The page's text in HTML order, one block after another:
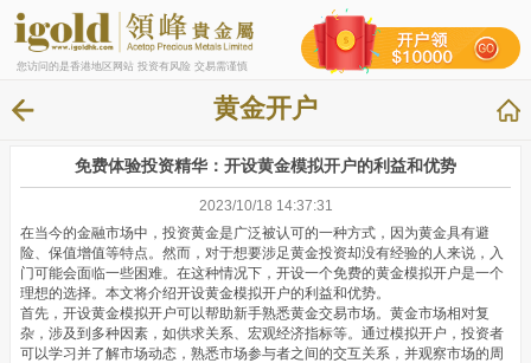
您访问的是香港地区网站 投资有风险 交易需谨慎
黄金开户
免费体验投资精华：开设黄金模拟开户的利益和优势
2023/10/18 14:37:31
在当今的金融市场中，投资黄金是广泛被认可的一种方式，因为黄金具有避
险、保值增值等特点。然而，对于想要涉足黄金投资却没有经验的人来说，入
门可能会面临一些困难。在这种情况下，开设一个免费的黄金模拟开户是一个
理想的选择。本文将介绍开设黄金模拟开户的利益和优势。
首先，开设黄金模拟开户可以帮助新手熟悉黄金交易市场。黄金市场相对复
杂，涉及到多种因素，如供求关系、宏观经济指标等。通过模拟开户，投资者
可以学习并了解市场动态，熟悉市场参与者之间的交互关系，并观察市场的周